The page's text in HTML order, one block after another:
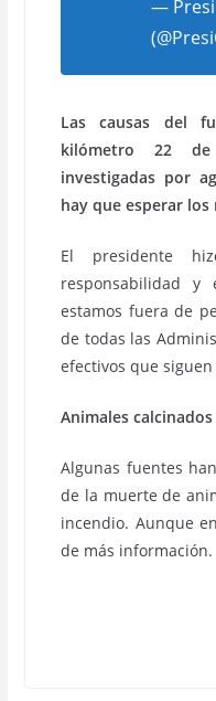
—
Las causas del
kilómetro 22
investigadas por
hay que esperar los
El presidente
responsabilidad
estamos fuera de
de todas las
efectivos que
Animales calcinados
Algunas fuentes
de la muerte de
incendio. Aunque
de más información.